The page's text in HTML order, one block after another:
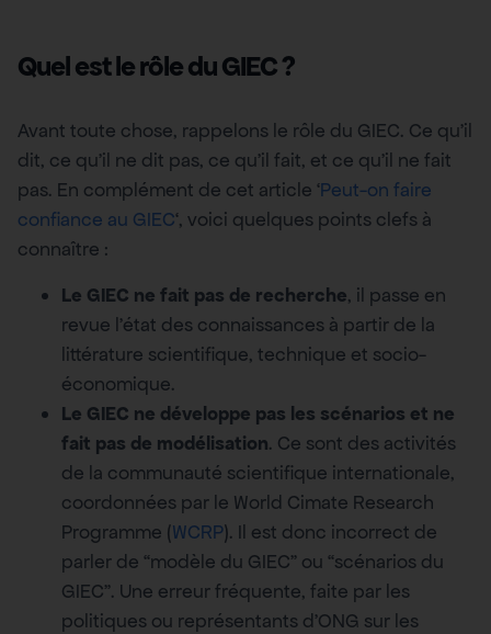
Quel est le rôle du GIEC ?
Avant toute chose, rappelons le rôle du GIEC. Ce qu’il
dit, ce qu’il ne dit pas, ce qu’il fait, et ce qu’il ne fait
pas. En complément de cet article ‘Peut-on faire
confiance au GIEC‘, voici quelques points clefs à
connaître :
Le GIEC ne fait pas de recherche, il passe en
revue l’état des connaissances à partir de la
littérature scientifique, technique et socio-
économique.
Le GIEC ne développe pas les scénarios et ne
fait pas de modélisation. Ce sont des activités
de la communauté scientifique internationale,
coordonnées par le World Cimate Research
Programme (WCRP). Il est donc incorrect de
parler de “modèle du GIEC” ou “scénarios du
GIEC”. Une erreur fréquente, faite par les
politiques ou représentants d’ONG sur les